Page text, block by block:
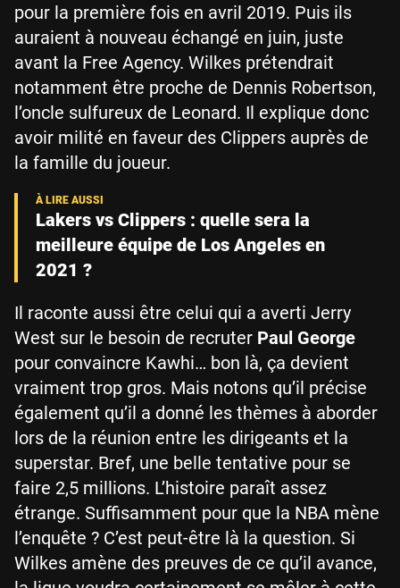
pour la première fois en avril 2019. Puis ils
auraient à nouveau échangé en juin, juste
avant la Free Agency. Wilkes prétendrait
notamment être proche de Dennis Robertson,
l’oncle sulfureux de Leonard. Il explique donc
avoir milité en faveur des Clippers auprès de
la famille du joueur.
Lakers vs Clippers : quelle sera la
meilleure équipe de Los Angeles en
2021 ?
Il raconte aussi être celui qui a averti Jerry
West sur le besoin de recruter Paul George
pour convaincre Kawhi… bon là, ça devient
vraiment trop gros. Mais notons qu’il précise
également qu’il a donné les thèmes à aborder
lors de la réunion entre les dirigeants et la
superstar. Bref, une belle tentative pour se
faire 2,5 millions. L’histoire paraît assez
étrange. Suffisamment pour que la NBA mène
l’enquête ? C’est peut-être là la question. Si
Wilkes amène des preuves de ce qu’il avance,